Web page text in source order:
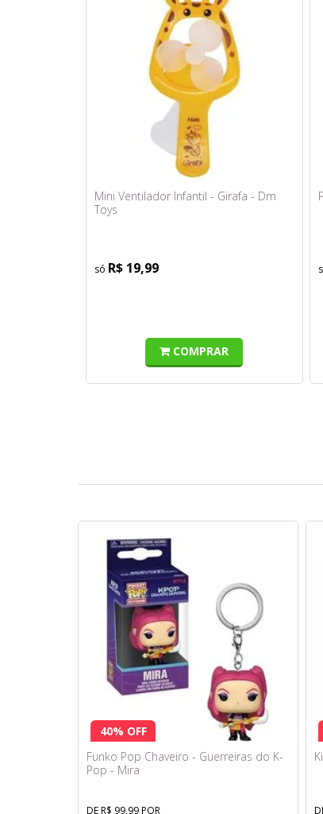
Mini Ventilador Infantil - Girafa - Dm
Toys
R$ 19,99
COMPRAR
40% OFF
Funko Pop Chaveiro - Guerreiras do K-
Pop - Mira
DE R$ 99,99 POR